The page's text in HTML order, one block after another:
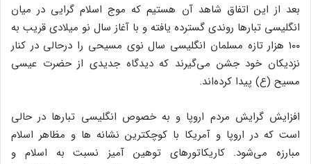
بعد از این اتفاق شاهد آن هستیم که موج اسلام گرایی در میان
انگلیسی تبارها روندی گسترده یافته و با آغاز سال نو میلادی قریب به
۱۰۰ هزار تازه مسلمان انگلیسی سال نوی مسیحی را درحالی در کنار
نزدیکان خود جشن می‌گیرند که دیدگاه جدیدی از حضرت عیسی
مسیح (ع) پیدا کرده‌اند.
افزایش گرایش مردم اروپا و به خصوص انگلیسی تبارها در حالی
است که در اروپا و آمریکا با کوچکترین نشانه ها و مظاهر اسلام
مبارزه می‌شود. کاریکاتورهای توهین آمیز نسبت به اسلام و